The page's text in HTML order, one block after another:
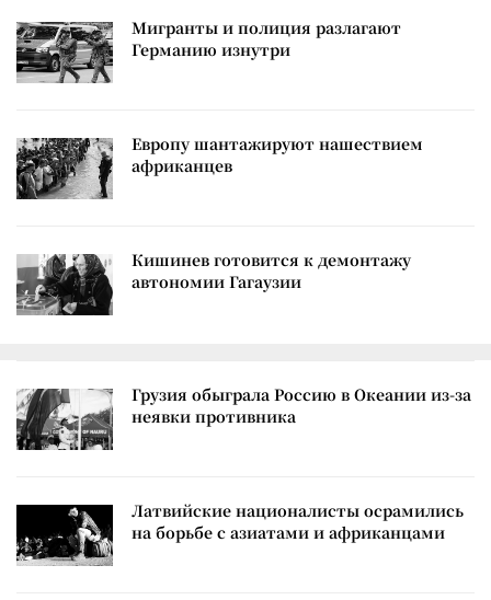
Мигранты и полиция разлагают
Германию изнутри
Европу шантажируют нашествием
африканцев
Кишинев готовится к демонтажу
автономии Гагаузии
Грузия обыграла Россию в Океании из-за
неявки противника
Латвийские националисты осрамились
на борьбе с азиатами и африканцами